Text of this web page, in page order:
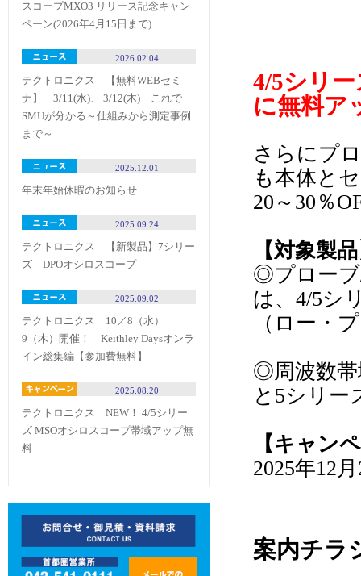
スコープMXO3 リリース記念キャン
ペーン(2026年4月15日まで)
2026.02.04
テクトロニクス 【無料WEBセミ
ナ】 3/11(水)、 3/12(木) これで
SMUが分かる～仕組みから測定事例
まで～
2025.12.01
年末年始休暇のお知らせ
2025.09.24
テクトロニクス 【新製品】7シリー
ズ DPOオシロスコープ
2025.09.02
テクトロニクス 10／8（水）
9（木）開催！ Keithley Daysオンラ
イン総集編【参加費無料】
2025.08.20
テクトロニクス NEW！ 4/5シリー
ズ MSOオシロスコープ帯域アップ無
料
4/5シリ
に無料ア
さらにプ
も本体と
20～30％
【対象製
◎プローブ
は、4/5シ
（ロー・
◎周波数帯
と5シリー
【キャン
2025年12
案内チラ